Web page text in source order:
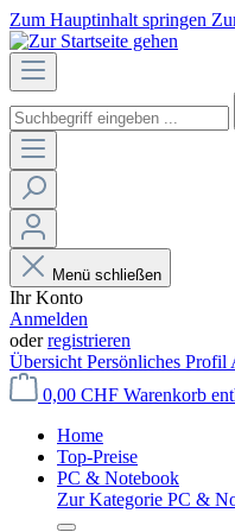
Zum Hauptinhalt springen
Menü schließen
Ihr Konto
Anmelden
oderregistrieren
Übersicht Persönliches Profil
0,00 CHF Warenkorb
Home
Top-Preise
PC & Notebook
Zur Kategorie PC &